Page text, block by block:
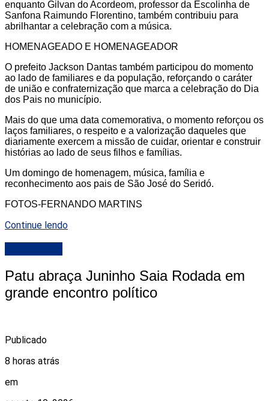
enquanto Gilvan do Acordeom, professor da Escolinha de
Sanfona Raimundo Florentino, também contribuiu para
abrilhantar a celebração com a música.
HOMENAGEADO E HOMENAGEADOR
O prefeito Jackson Dantas também participou do momento
ao lado de familiares e da população, reforçando o caráter
de união e confraternização que marca a celebração do Dia
dos Pais no município.
Mais do que uma data comemorativa, o momento reforçou os
laços familiares, o respeito e a valorização daqueles que
diariamente exercem a missão de cuidar, orientar e construir
histórias ao lado de seus filhos e famílias.
Um domingo de homenagem, música, família e
reconhecimento aos pais de São José do Seridó.
FOTOS-FERNANDO MARTINS
Continue lendo
Patu abraça Juninho Saia Rodada em
grande encontro político
Publicado
8 horas atrás
em